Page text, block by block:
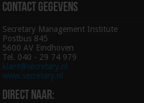
Contact gegevens
Secretary Management Institute
Postbus 845
5600 AV Eindhoven
Tel. 040 - 29 74 979
klant@secretary.nl
www.secretary.nl
Direct naar: